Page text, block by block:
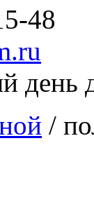
48
день
/